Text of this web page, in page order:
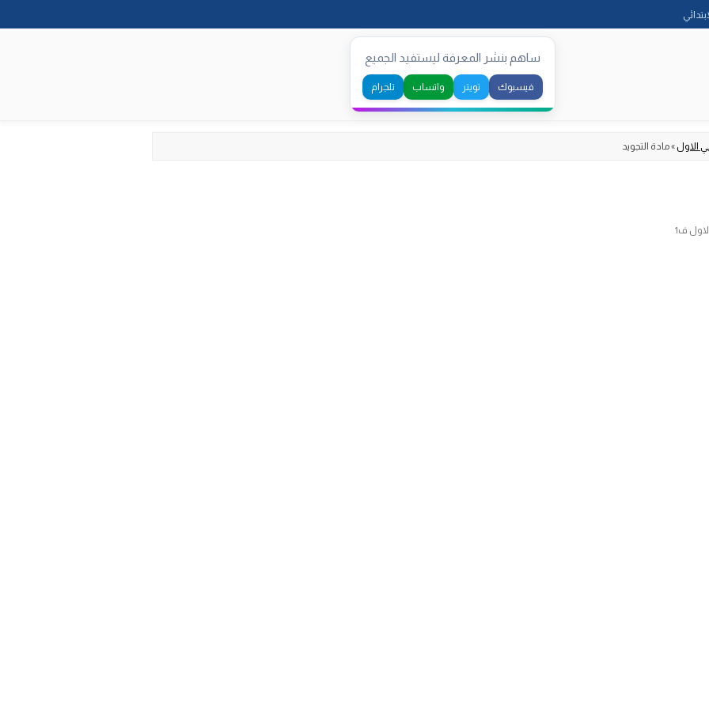
to
content
ساهم بنشر المعرفة ليستفيد الجميع
فيسبوك تويتر واتساب تلجرام
الاول»مادة التجويد
ف1